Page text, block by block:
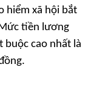
hiểm xã hội bắt
tiền lương
buộc cao nhất là